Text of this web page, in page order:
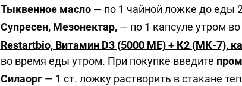
Тыквенное масло — по 1 чайной ложке до еды
Супресен, Мезонектар, — по 1 капсуле утром
Restartbio, Витамин D3 (5000 МЕ) + К2 (МК-7),
во время еды утром. При покупке введите
Силаорг— 1 ст. ложку растворить в стакане